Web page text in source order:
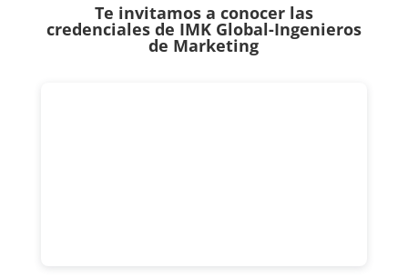
Te invitamos a conocer las
credenciales de IMK Global-Ingenieros
de Marketing